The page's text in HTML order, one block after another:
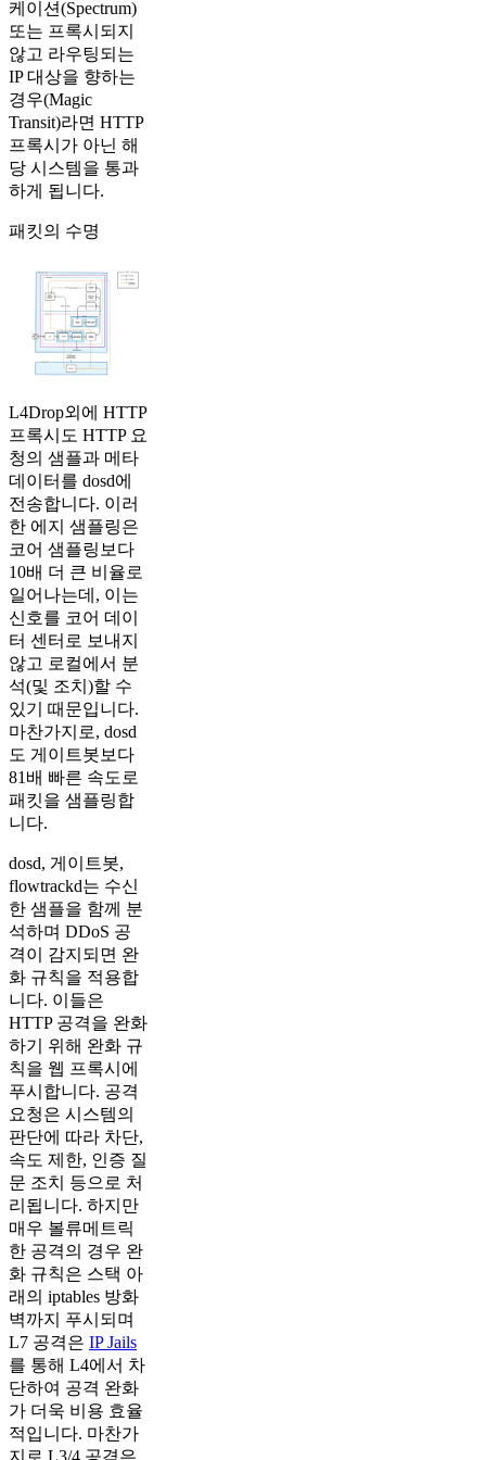
케이션(Spectrum)
또는 프록시되지
않고 라우팅되는
IP 대상을 향하는
경우(Magic
Transit)라면 HTTP
프록시가 아닌 해
당 시스템을 통과
하게 됩니다.
패킷의 수명
L4Drop외에 HTTP
프록시도 HTTP 요
청의 샘플과 메타
데이터를 dosd에
전송합니다. 이러
한 에지 샘플링은
코어 샘플링보다
10배 더 큰 비율로
일어나는데, 이는
신호를 코어 데이
터 센터로 보내지
않고 로컬에서 분
석(및 조치)할 수
있기 때문입니다.
마찬가지로, dosd
도 게이트봇보다
81배 빠른 속도로
패킷을 샘플링합
니다.
dosd, 게이트봇,
flowtrackd는 수신
한 샘플을 함께 분
석하며 DDoS 공
격이 감지되면 완
화 규칙을 적용합
니다. 이들은
HTTP 공격을 완화
하기 위해 완화 규
칙을 웹 프록시에
푸시합니다. 공격
요청은 시스템의
판단에 따라 차단,
속도 제한, 인증 질
문 조치 등으로 처
리됩니다. 하지만
매우 볼류메트릭
한 공격의 경우 완
화 규칙은 스택 아
래의 iptables 방화
벽까지 푸시되며
L7 공격은 IP Jails
를 통해 L4에서 차
단하여 공격 완화
가 더욱 비용 효율
적입니다. 마찬가
지로 L3/4 공격은